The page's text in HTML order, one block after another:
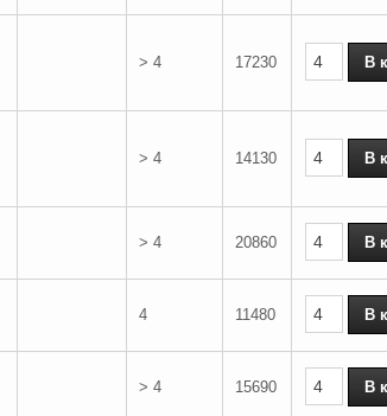
> 4 17230
> 4 14130
> 4 20860
4 11480
> 4 15690